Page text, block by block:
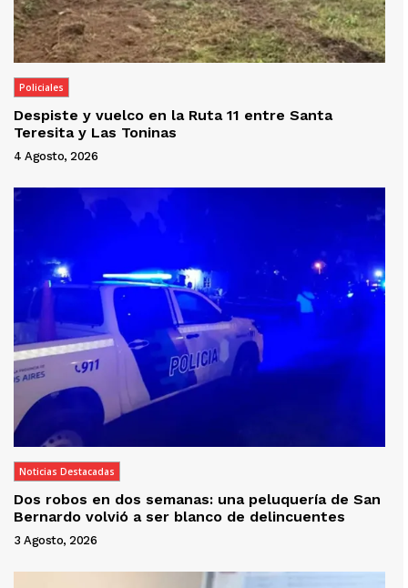
Policiales
Despiste y vuelco en la Ruta 11 entre Santa
Teresita y Las Toninas
4 Agosto, 2026
Noticias Destacadas
Dos robos en dos semanas: una peluquería de San
Bernardo volvió a ser blanco de delincuentes
3 Agosto, 2026